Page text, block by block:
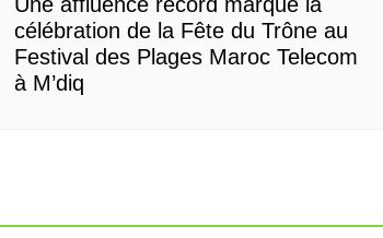
célébration de la Fête du Trône au
Festival des Plages Maroc Telecom
à M’diq